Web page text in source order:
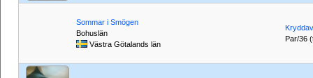
Sommar i Smögen
Bohuslän
Västra Götalands län
Par/36